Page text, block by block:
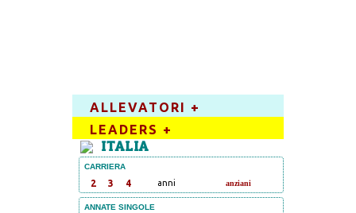
ALLEVATORI +
LEADERS +
ITALIA
CARRIERA
2 3 4 anni anziani
ANNATE SINGOLE